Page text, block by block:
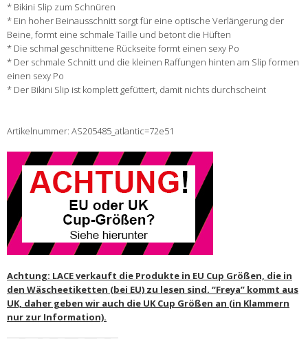
* Bikini Slip zum Schnüren
* Ein hoher Beinausschnitt sorgt für eine optische Verlängerung der
Beine, formt eine schmale Taille und betont die Hüften
* Die schmal geschnittene Rückseite formt einen sexy Po
* Der schmale Schnitt und die kleinen Raffungen hinten am Slip formen
einen sexy Po
* Der Bikini Slip ist komplett gefüttert, damit nichts durchscheint
Artikelnummer: AS205485_atlantic=72e51
Achtung: LACE verkauft die Produkte in EU Cup Größen, die in
den Wäscheetiketten (bei EU) zu lesen sind. “Freya” kommt aus
UK, daher geben wir auch die UK Cup Größen an (in Klammern
nur zur Information).